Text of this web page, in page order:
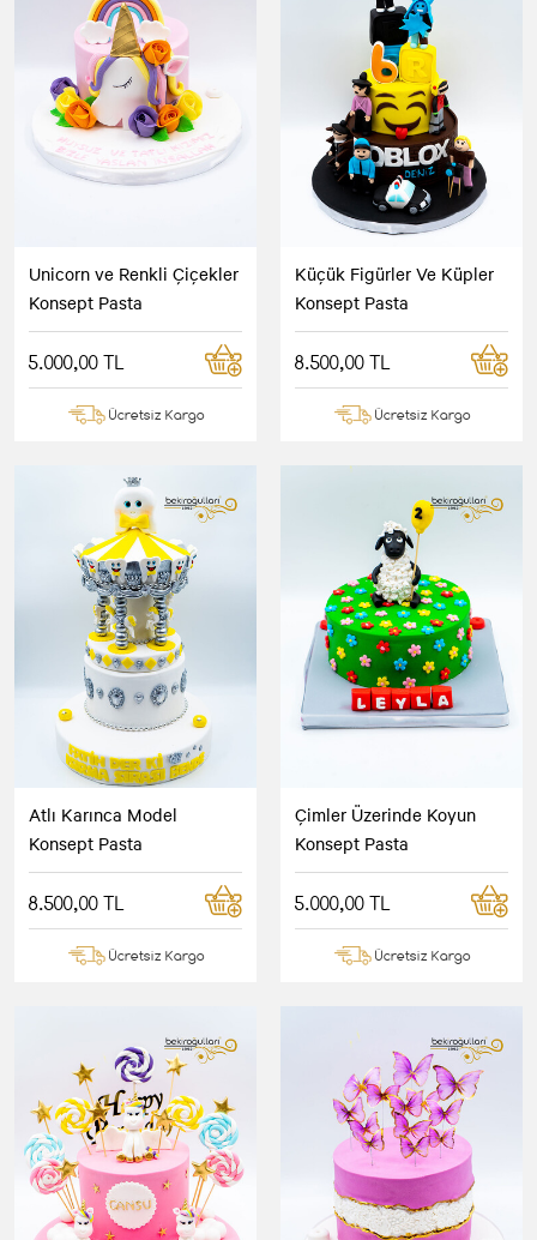
Unicorn ve Renkli Çiçekler
Konsept Pasta
5.000,00 TL
Ücretsiz Kargo
Küçük Figürler Ve Küpler
Konsept Pasta
8.500,00 TL
Ücretsiz Kargo
Atlı Karınca Model
Konsept Pasta
8.500,00 TL
Ücretsiz Kargo
Çimler Üzerinde Koyun
Konsept Pasta
5.000,00 TL
Ücretsiz Kargo